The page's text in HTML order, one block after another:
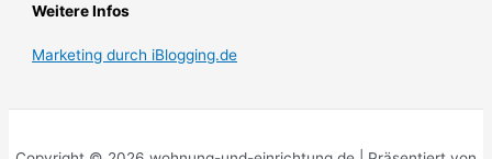
Weitere Infos
Marketing durch iBlogging.de